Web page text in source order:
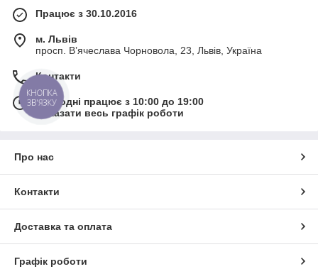
Працює з 30.10.2016
м. Львів
просп. В’ячеслава Чорновола, 23, Львів, Україна
Контакти
Сьогодні працює з 10:00 до 19:00
Показати весь графік роботи
Про нас
Контакти
Доставка та оплата
Графік роботи
КНОПКА
ЗВ'ЯЗКУ